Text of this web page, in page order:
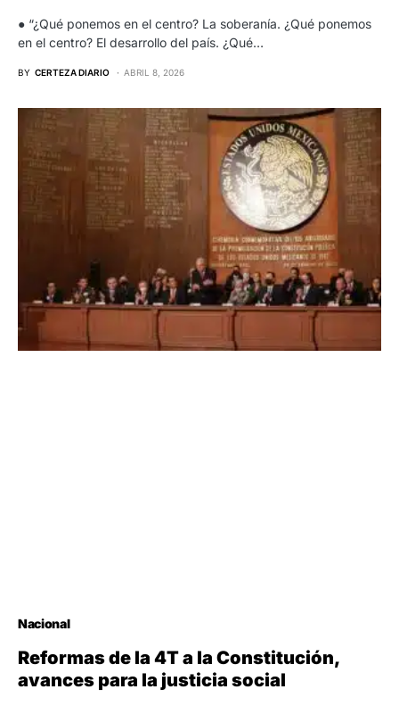
● “¿Qué ponemos en el centro? La soberanía. ¿Qué ponemos
en el centro? El desarrollo del país. ¿Qué…
BY CERTEZA DIARIO ABRIL 8, 2026
Nacional
Reformas de la 4T a la Constitución,
avances para la justicia social